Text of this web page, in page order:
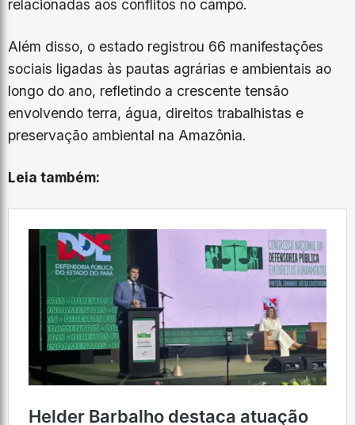
relacionadas aos conflitos no campo.
Além disso, o estado registrou 66 manifestações
sociais ligadas às pautas agrárias e ambientais ao
longo do ano, refletindo a crescente tensão
envolvendo terra, água, direitos trabalhistas e
preservação ambiental na Amazônia.
Leia também: